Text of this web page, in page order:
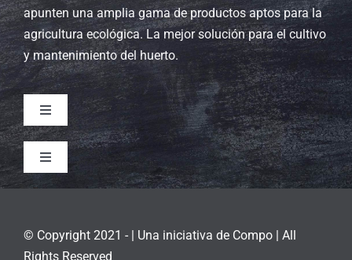
apunten una amplia gama de productos aptos para la
agricultura ecológica. La mejor solución para el cultivo
y mantenimiento del huerto.
Toggle
Navigation
Sobre nosotros
Toggle
Navigation
Política de privacidad
© Copyright 2021 - | Una iniciativa de Compo| All
Rights Reserved